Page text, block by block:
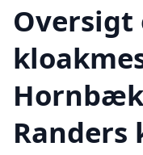
Oversigt
Randers